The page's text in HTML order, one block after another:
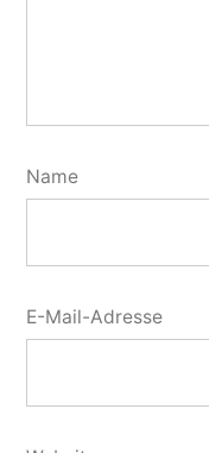
Name
E-Mail-Adresse